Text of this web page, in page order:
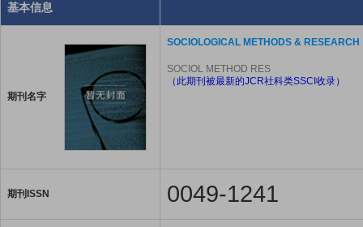
基本信息
期刊名字
SOCIOLOGICAL METHODS & RESEARCH
SOCIOL METHOD RES
（此期刊被最新的JCR社科类SSCI收录）
期刊ISSN 0049-1241